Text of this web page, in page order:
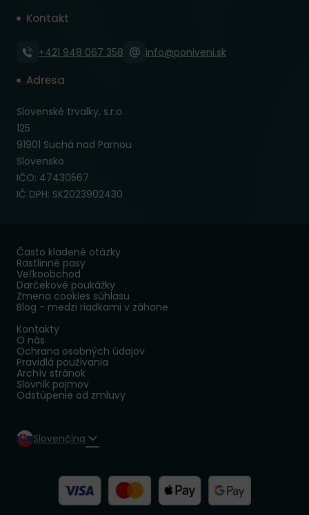
Kontakt
+421 948 067 358 info@poniveni.sk
Adresa
Slovenské trvalky, s.r.o.
125
91901 Suchá nad Parnou
Slovensko
IČO: 47430567
IČ DPH: SK2023902430
Často kladené otázky
Rastlinné pasy
Veľkoobchod
Darčekové poukážky
Zmena cookies súhlasu
Blog - medzi riadkami v záhone
Kontakty
O nás
Ochrana osobných údajov
Pravidlá používania
Archív stránok
Slovník pojmov
Odstúpenie od zmluvy
Slovenčina